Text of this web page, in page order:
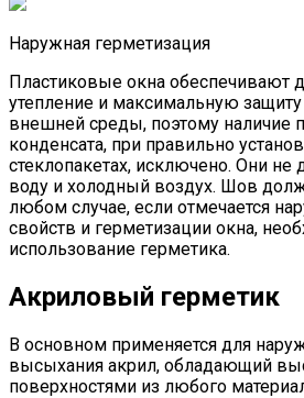
Наружная герметизация
Пластиковые окна обеспечивают
утепление и максимальную
внешней среды, поэтому наличие
конденсата, при правильно
стеклопакетах, исключено. Они не
воду и холодный воздух. Шов
любом случае, если отмечается
свойств и герметизации окна,
использование герметика.
Акриловый герметик
В основном применяется для
высыхания акрил, обладающий
поверхностями из любого